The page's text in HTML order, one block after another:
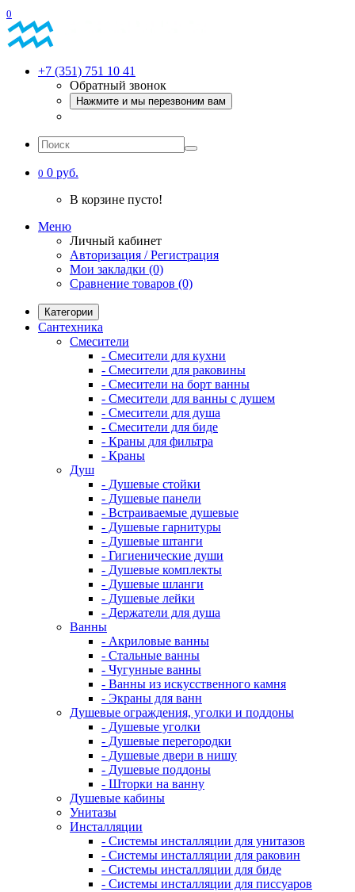
0
+7 (351) 751 10 41
Обратный звонок
Нажмите и мы перезвоним вам
0 0 руб.
В корзине пусто!
Меню
Личный кабинет
Авторизация / Регистрация
Мои закладки (0)
Сравнение товаров (0)
Категории
Сантехника
Смесители
- Смесители для кухни
- Смесители для раковины
- Смесители на борт ванны
- Смесители для ванны с душем
- Смесители для душа
- Смесители для биде
- Краны для фильтра
- Краны
Душ
- Душевые стойки
- Душевые панели
- Встраиваемые душевые
- Душевые гарнитуры
- Душевые штанги
- Гигиенические души
- Душевые комплекты
- Душевые шланги
- Душевые лейки
- Держатели для душа
Ванны
- Акриловые ванны
- Стальные ванны
- Чугунные ванны
- Ванны из искусственного камня
- Экраны для ванн
Душевые ограждения, уголки и поддоны
- Душевые уголки
- Душевые перегородки
- Душевые двери в нишу
- Душевые поддоны
- Шторки на ванну
Душевые кабины
Унитазы
Инсталляции
- Системы инсталляции для унитазов
- Системы инсталляции для раковин
- Системы инсталляции для биде
- Системы инсталляции для писсуаров